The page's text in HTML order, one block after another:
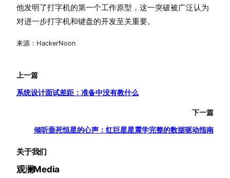
他发明了打字机的第一个工作原型，这一突破被广泛认为
对进一步打字机和键盘的开发至关重要。
来源：HackerNoon
上一篇
系统设计面试差距：准备中没有教什么
下一篇
倾听垂死恒星的心声：红巨星星震学完整的数据驱动指南
关于我们
观澜Media